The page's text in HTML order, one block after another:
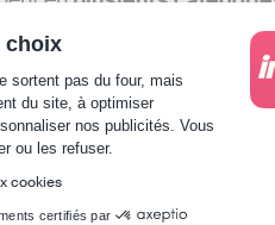
choix
du Consentement :
sortent pas du four, mais
du site, à optimiser
nos publicités. Vous
ou les refuser.
cookies
certifiés par
Axeptio consent
traditionnels ;
et formats numériques
bandes dessinées,